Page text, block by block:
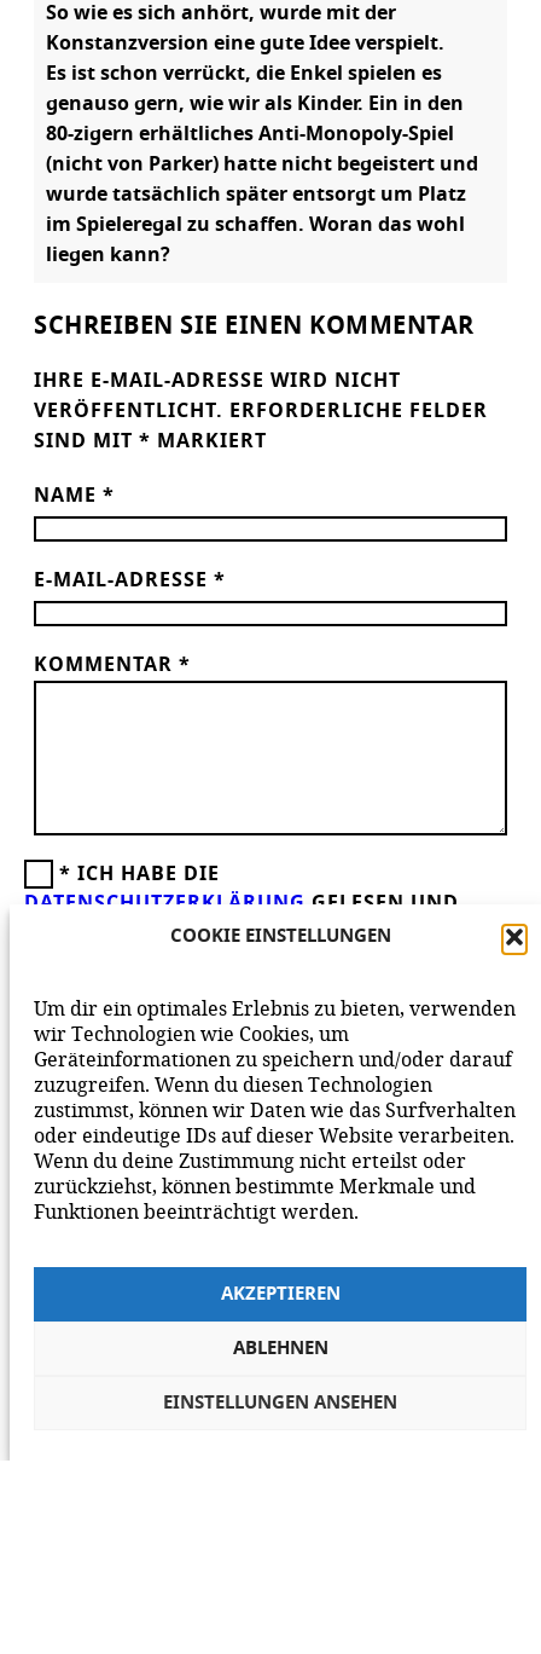
COOKIE EINSTELLUNGEN
Um dir ein optimales Erlebnis zu bieten, verwenden
wir Technologien wie Cookies, um
Geräteinformationen zu speichern und/oder darauf
zuzugreifen. Wenn du diesen Technologien
zustimmst, können wir Daten wie das Surfverhalten
oder eindeutige IDs auf dieser Website verarbeiten.
Wenn du deine Zustimmung nicht erteilst oder
zurückziehst, können bestimmte Merkmale und
Funktionen beeinträchtigt werden.
AKZEPTIEREN
ABLEHNEN
EINSTELLUNGEN ANSEHEN
So wie es sich anhört, wurde mit der
Konstanzversion eine gute Idee verspielt.
Es ist schon verrückt, die Enkel spielen es
genauso gern, wie wir als Kinder. Ein in den
80-zigern erhältliches Anti-Monopoly-Spiel
(nicht von Parker) hatte nicht begeistert und
wurde tatsächlich später entsorgt um Platz
im Spieleregal zu schaffen. Woran das wohl
liegen kann?
SCHREIBEN SIE EINEN KOMMENTAR
IHRE E-MAIL-ADRESSE WIRD NICHT
VERÖFFENTLICHT.
ERFORDERLICHE FELDER
SIND MIT * MARKIERT
NAME *
E-MAIL-ADRESSE *
KOMMENTAR *
* ICH HABE DIE
DATENSCHUTZERKLÄRUNG GELESEN UND
AKZEPTIERE DIESE.WIR FREUEN UNS ÜBER
MITEINANDER AUF UNSERER SEITE.